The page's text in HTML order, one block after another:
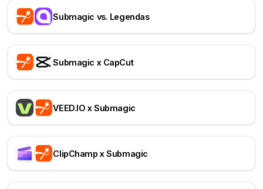
Submagic vs. Legendas
Submagic x CapCut
VEED.IO x Submagic
ClipChamp x Submagic